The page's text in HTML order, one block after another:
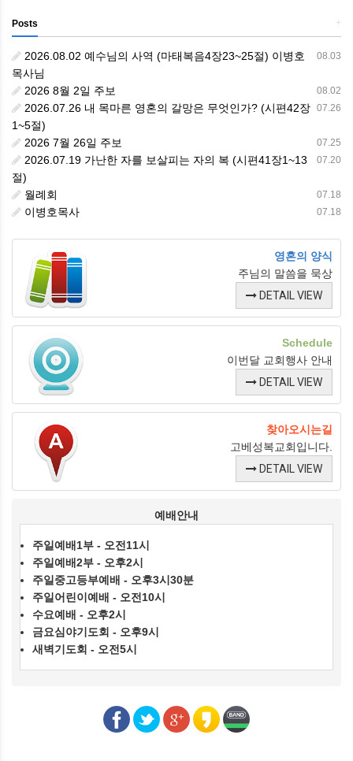
+
Posts
08.03
2026.08.02 예수님의 사역 (마태복음4장23~25절) 이병호
목사님
08.02
2026 8월 2일 주보
07.26
2026.07.26 내 목마른 영혼의 갈망은 무엇인가? (시편42장
1~5절)
07.25
2026 7월 26일 주보
07.20
2026.07.19 가난한 자를 보살피는 자의 복 (시편41장1~13
절)
07.18
월례회
07.18
이병호목사
영혼의 양식
주님의 말씀을 묵상
DETAIL VIEW
Schedule
이번달 교회행사 안내
DETAIL VIEW
찾아오시는길
고베성복교회입니다.
DETAIL VIEW
예배안내
주일예배1부 - 오전11시
주일예배2부 - 오후2시
주일중고등부예배 - 오후3시30분
주일어린이예배 - 오전10시
수요예배 - 오후2시
금요심야기도회 - 오후9시
새벽기도회 - 오전5시